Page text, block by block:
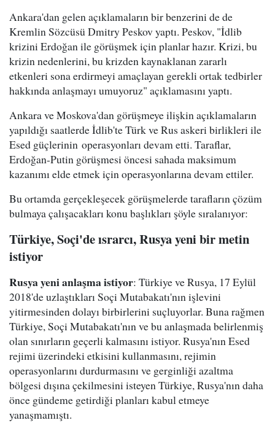
Ankara'dan gelen açıklamaların bir benzerini de de
Kremlin Sözcüsü Dmitry Peskov yaptı. Peskov, "İdlib
krizini Erdoğan ile görüşmek için planlar hazır. Krizi, bu
krizin nedenlerini, bu krizden kaynaklanan zararlı
etkenleri sona erdirmeyi amaçlayan gerekli ortak tedbirler
hakkında anlaşmayı umuyoruz" açıklamasını yaptı.
Ankara ve Moskova'dan görüşmeye ilişkin açıklamaların
yapıldığı saatlerde İdlib'te Türk ve Rus askeri birlikleri ile
Esed güçlerinin operasyonları devam etti. Taraflar,
Erdoğan-Putin görüşmesi öncesi sahada maksimum
kazanımı elde etmek için operasyonlarına devam ettiler.
Bu ortamda gerçekleşecek görüşmelerde tarafların çözüm
bulmaya çalışacakları konu başlıkları şöyle sıralanıyor:
Türkiye, Soçi'de ısrarcı, Rusya yeni bir metin
istiyor
Rusya yeni anlaşma istiyor: Türkiye ve Rusya, 17 Eylül
2018'de uzlaştıkları Soçi Mutabakatı'nın işlevini
yitirmesinden dolayı birbirlerini suçluyorlar. Buna rağmen
Türkiye, Soçi Mutabakatı'nın ve bu anlaşmada belirlenmiş
olan sınırların geçerli kalmasını istiyor. Rusya'nın Esed
rejimi üzerindeki etkisini kullanmasını, rejimin
operasyonlarını durdurmasını ve gerginliği azaltma
bölgesi dışına çekilmesini isteyen Türkiye, Rusya'nın daha
önce gündeme getirdiği planları kabul etmeye
yanaşmamıştı.